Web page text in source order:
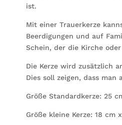
ist.
Mit einer Trauerkerze
Beerdigungen und auf
Schein, der die Kirche
Die Kerze wird zusätzlich
Dies soll zeigen, dass man
Größe Standardkerze: 25
Größe kleine Kerze: 18 cm